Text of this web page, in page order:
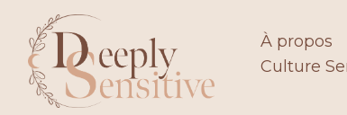
content
À propos
Culture